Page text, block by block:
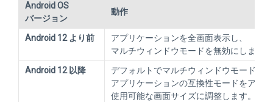
Android OS
バージョン
動作
Android 12 より前
アプリケーションを全画面表示し、
マルチウィンドウモードを無効にします。
Android 12 以降
デフォルトでマルチウィンドウモードを
アプリケーションの互換性モードをアク
使用可能な画面サイズに調整します。